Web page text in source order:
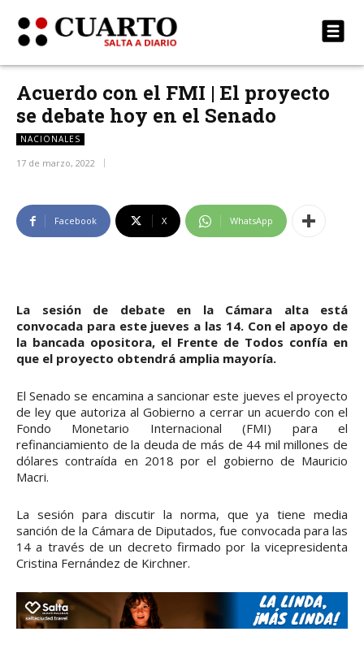
Acuerdo con el FMI | El proyecto
se debate hoy en el Senado
NACIONALES
17 de marzo, 2022
Facebook X WhatsApp
La sesión de debate en la Cámara alta está
convocada para este jueves a las 14. Con el apoyo de
la bancada opositora, el Frente de Todos confía en
que el proyecto obtendrá amplia mayoría.
El Senado se encamina a sancionar este jueves el proyecto
de ley que autoriza al Gobierno a cerrar un acuerdo con el
Fondo Monetario Internacional (FMI) para el
refinanciamiento de la deuda de más de 44 mil millones de
dólares contraída en 2018 por el gobierno de Mauricio
Macri.
La sesión para discutir la norma, que ya tiene media
sanción de la Cámara de Diputados, fue convocada para las
14 a través de un decreto firmado por la vicepresidenta
Cristina Fernández de Kirchner.